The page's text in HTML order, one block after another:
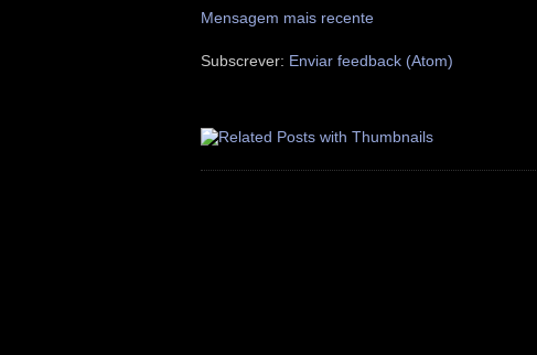
Mensagem mais recente
Subscrever: Enviar feedback (Atom)